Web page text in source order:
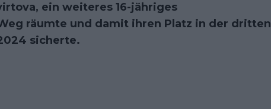
ein weiteres 16-jähriges
räumte und damit ihren Platz in der dritten
sicherte.